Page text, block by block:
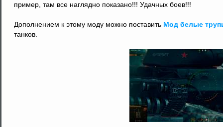
пример, там все наглядно показано!!! Удачных боев!!!
Дополнением к этому моду можно поставить Мод белые
танков.